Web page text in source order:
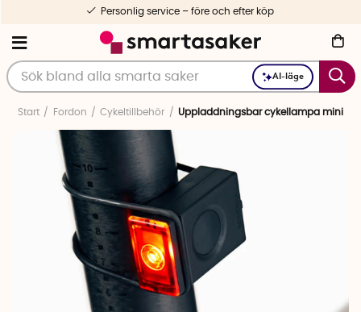
AI-läge
Personlig service – före och efter köp
Start Fordon Cykeltillbehör Uppladdningsbar cykellampa mini